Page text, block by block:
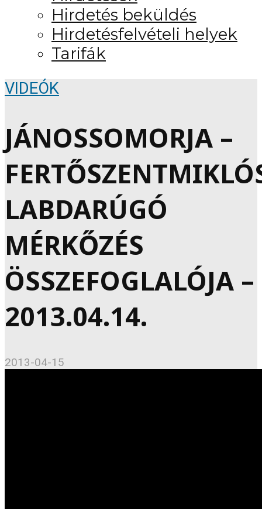
Hirdetés beküldés
Hirdetésfelvételi helyek
Tarifák
VIDEÓK
JÁNOSSOMORJA –
LABDARÚGÓ
MÉRKŐZÉS
ÖSSZEFOGLALÓJA –
2013.04.14.
2013-04-15